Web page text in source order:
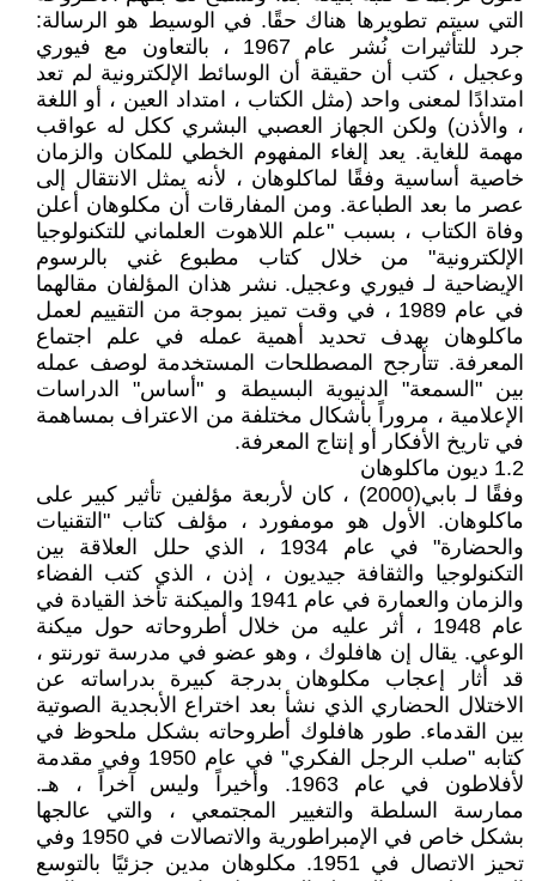
التي سيتم تطويرها هناك حقًا. في الوسيط هو الرسالة:
جرد للتأثيرات نُشر عام 1967 ، بالتعاون مع فيوري
وعجيل ، كتب أن حقيقة أن الوسائط الإلكترونية لم تعد
امتدادًا لمعنى واحد (مثل الكتاب ، امتداد العين ، أو اللغة
، والأذن) ولكن الجهاز العصبي البشري ككل له عواقب
مهمة للغاية. يعد إلغاء المفهوم الخطي للمكان والزمان
خاصية أساسية وفقًا لماكلوهان ، لأنه يمثل الانتقال إلى
عصر ما بعد الطباعة. ومن المفارقات أن مكلوهان أعلن
وفاة الكتاب ، بسبب "علم اللاهوت العلماني للتكنولوجيا
الإلكترونية" من خلال كتاب مطبوع غني بالرسوم
الإيضاحية لـ فيوري وعجيل. نشر هذان المؤلفان مقالهما
في عام 1989 ، في وقت تميز بموجة من التقييم لعمل
ماكلوهان بهدف تحديد أهمية عمله في علم اجتماع
المعرفة. تتأرجح المصطلحات المستخدمة لوصف عمله
بين "السمعة" الدنيوية البسيطة و "أساس" الدراسات
الإعلامية ، مروراً بأشكال مختلفة من الاعتراف بمساهمة
في تاريخ الأفكار أو إنتاج المعرفة.
1.2 ديون ماكلوهان
وفقًا لـ بابي(2000) ، كان لأربعة مؤلفين تأثير كبير على
ماكلوهان. الأول هو مومفورد ، مؤلف كتاب "التقنيات
والحضارة" في عام 1934 ، الذي حلل العلاقة بين
التكنولوجيا والثقافة جيديون ، إذن ، الذي كتب الفضاء
والزمان والعمارة في عام 1941 والميكنة تأخذ القيادة في
عام 1948 ، أثر عليه من خلال أطروحاته حول ميكنة
الوعي. يقال إن هافلوك ، وهو عضو في مدرسة تورنتو ،
قد أثار إعجاب مكلوهان بدرجة كبيرة بدراساته عن
الاختلال الحضاري الذي نشأ بعد اختراع الأبجدية الصوتية
بين القدماء. طور هافلوك أطروحاته بشكل ملحوظ في
كتابه "صلب الرجل الفكري" في عام 1950 وفي مقدمة
لأفلاطون في عام 1963. وأخيراً وليس آخراً ، هـ.
ممارسة السلطة والتغيير المجتمعي ، والتي عالجها
بشكل خاص في الإمبراطورية والاتصالات في 1950 وفي
تحيز الاتصال في 1951. مكلوهان مدين جزئيًا بالتوسع